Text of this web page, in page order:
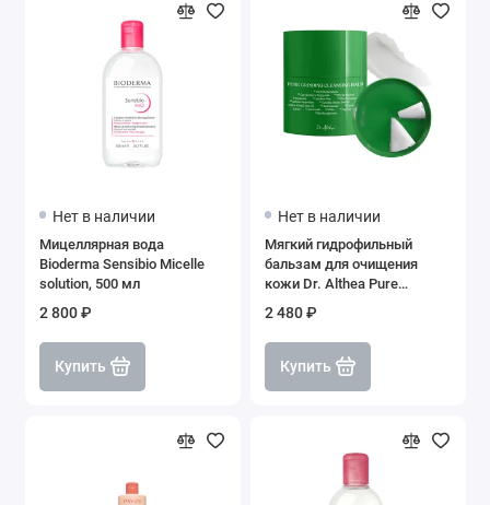
Нет в наличии
Мицеллярная вода
Bioderma Sensibio Micelle
solution, 500 мл
2 800 ₽
Купить
Нет в наличии
Мягкий гидрофильный
бальзам для очищения
кожи Dr. Althea Pure
2 480 ₽
Купить